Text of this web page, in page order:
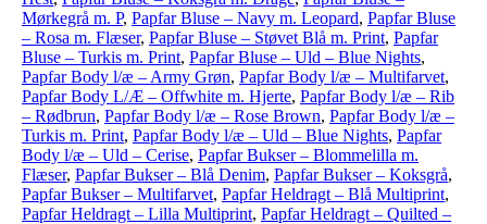
Mørkegrå m. P, Papfar Bluse – Navy m. Leopard, Papfar Bluse
– Rosa m. Flæser, Papfar Bluse – Støvet Blå m. Print, Papfar
Bluse – Turkis m. Print, Papfar Bluse – Uld – Blue Nights,
Papfar Body l/æ – Army Grøn, Papfar Body l/æ – Multifarvet,
Papfar Body L/Æ – Offwhite m. Hjerte, Papfar Body l/æ – Rib
– Rødbrun, Papfar Body l/æ – Rose Brown, Papfar Body l/æ –
Turkis m. Print, Papfar Body l/æ – Uld – Blue Nights, Papfar
Body l/æ – Uld – Cerise, Papfar Bukser – Blommelilla m.
Flæser, Papfar Bukser – Blå Denim, Papfar Bukser – Koksgrå,
Papfar Bukser – Multifarvet, Papfar Heldragt – Blå Multiprint,
Papfar Heldragt – Lilla Multiprint, Papfar Heldragt – Quilted –